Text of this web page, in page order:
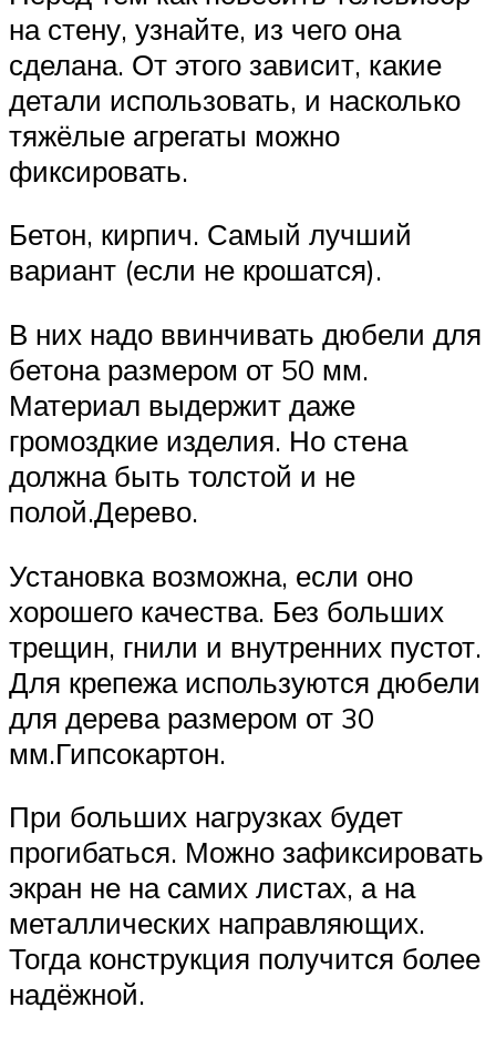
на стену, узнайте, из чего она
сделана. От этого зависит, какие
детали использовать, и насколько
тяжёлые агрегаты можно
фиксировать.
Бетон, кирпич. Самый лучший
вариант (если не крошатся).
В них надо ввинчивать дюбели для
бетона размером от 50 мм.
Материал выдержит даже
громоздкие изделия. Но стена
должна быть толстой и не
полой.Дерево.
Установка возможна, если оно
хорошего качества. Без больших
трещин, гнили и внутренних пустот.
Для крепежа используются дюбели
для дерева размером от 30
мм.Гипсокартон.
При больших нагрузках будет
прогибаться. Можно зафиксировать
экран не на самих листах, а на
металлических направляющих.
Тогда конструкция получится более
надёжной.